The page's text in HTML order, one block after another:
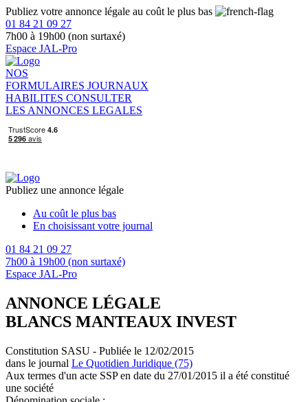
Publiez votre annonce légale au coût le plus bas
01 84 21 09 27
7h00 à 19h00 (non surtaxé)
Espace JAL-Pro
NOS
FORMULAIRES JOURNAUX
HABILITES CONSULTER
LES ANNONCES LEGALES
Publiez une annonce légale
Au coût le plus bas
En choisissant votre journal
01 84 21 09 27
7h00 à 19h00 (non surtaxé)
Espace JAL-Pro
ANNONCE LÉGALE
BLANCS MANTEAUX INVEST
Constitution SASU - Publiée le 12/02/2015
dans le journal Le Quotidien Juridique (75)
Aux termes d'un acte SSP en date du 27/01/2015 il a été constitué
une société